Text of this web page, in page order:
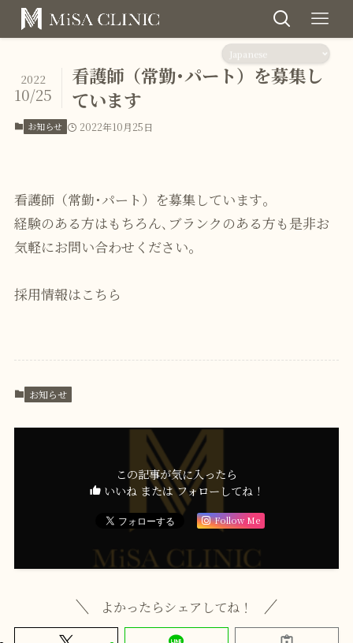
看護師（常勤･パート）を募集し
ています
2022
10/25
お知らせ 2022年10月25日
看護師（常勤･パート）を募集しています｡
経験のある方はもちろん､ブランクのある方も是非お
気軽にお問い合わせください｡
採用情報はこちら
お知らせ
この記事が気に入ったら
いいね または フォローしてね！
Follow Me
よかったらシェアしてね！